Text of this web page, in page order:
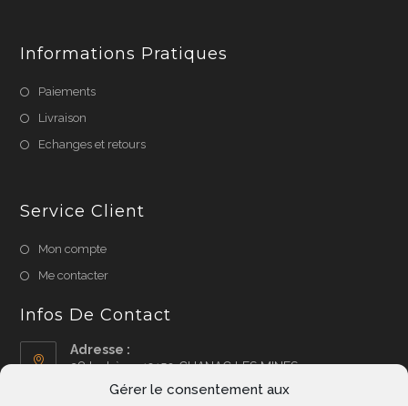
Gérer le consentement aux
nouvel
onglet
Informations Pratiques
Paiements
Livraison
Echanges et retours
Service Client
Mon compte
Me contacter
Infos De Contact
Adresse :
28 lachèze, 19150 CHANAC LES MINES